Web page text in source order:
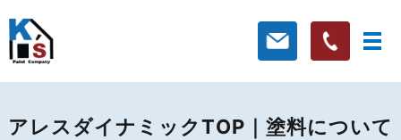
アレスダイナミックTOP｜塗料について